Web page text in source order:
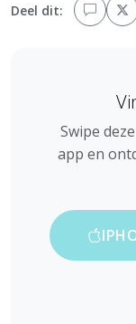
Deel dit:
Swipe
app en